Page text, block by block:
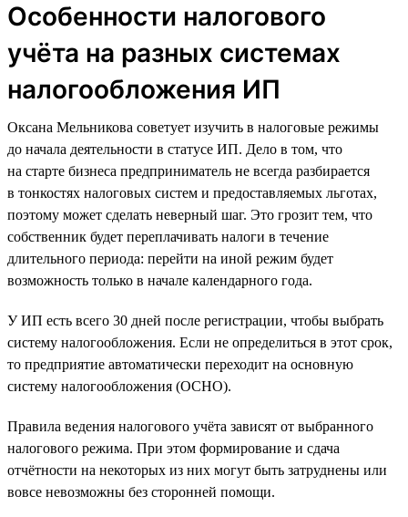
Особенности налогового
учёта на разных системах
налогообложения ИП
Оксана Мельникова советует изучить в налоговые режимы
до начала деятельности в статусе ИП. Дело в том, что
на старте бизнеса предприниматель не всегда разбирается
в тонкостях налоговых систем и предоставляемых льготах,
поэтому может сделать неверный шаг. Это грозит тем, что
собственник будет переплачивать налоги в течение
длительного периода: перейти на иной режим будет
возможность только в начале календарного года.
У ИП есть всего 30 дней после регистрации, чтобы выбрать
систему налогообложения. Если не определиться в этот срок,
то предприятие автоматически переходит на основную
систему налогообложения (ОСНО).
Правила ведения налогового учёта зависят от выбранного
налогового режима. При этом формирование и сдача
отчётности на некоторых из них могут быть затруднены или
вовсе невозможны без сторонней помощи.